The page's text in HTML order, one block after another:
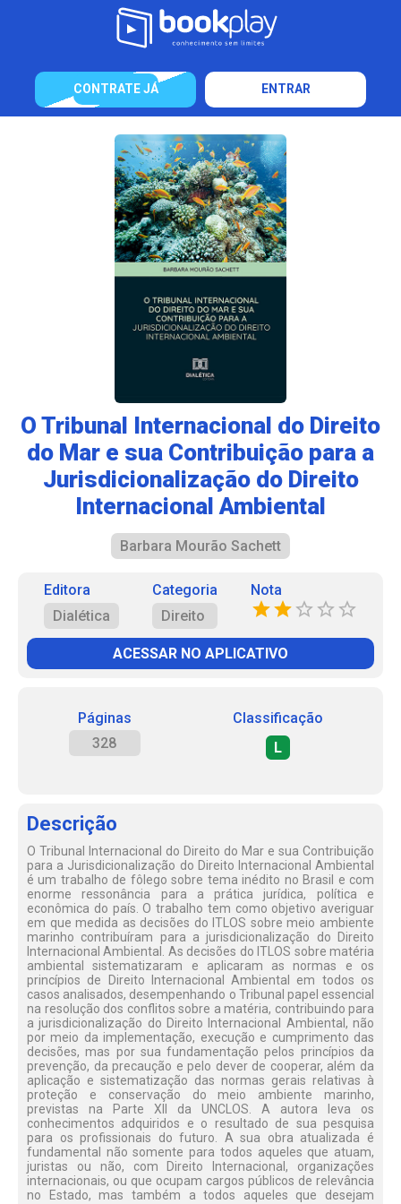
CONTRATE JÁ ENTRAR
O Tribunal Internacional do Direito
do Mar e sua Contribuição para a
Jurisdicionalização do Direito
Internacional Ambiental
Barbara Mourão Sachett
Editora
Dialética
Categoria
Direito
Nota
ACESSAR NO APLICATIVO
Páginas
328
Classificação
L
Descrição
O Tribunal Internacional do Direito do Mar e sua Contribuição
para a Jurisdicionalização do Direito Internacional Ambiental
é um trabalho de fôlego sobre tema inédito no Brasil e com
enorme ressonância para a prática jurídica, política e
econômica do país. O trabalho tem como objetivo averiguar
em que medida as decisões do ITLOS sobre meio ambiente
marinho contribuíram para a jurisdicionalização do Direito
Internacional Ambiental. As decisões do ITLOS sobre matéria
ambiental sistematizaram e aplicaram as normas e os
princípios de Direito Internacional Ambiental em todos os
casos analisados, desempenhando o Tribunal papel essencial
na resolução dos conflitos sobre a matéria, contribuindo para
a jurisdicionalização do Direito Internacional Ambiental, não
por meio da implementação, execução e cumprimento das
decisões, mas por sua fundamentação pelos princípios da
prevenção, da precaução e pelo dever de cooperar, além da
aplicação e sistematização das normas gerais relativas à
proteção e conservação do meio ambiente marinho,
previstas na Parte XII da UNCLOS. A autora leva os
conhecimentos adquiridos e o resultado de sua pesquisa
para os profissionais do futuro. A sua obra atualizada é
fundamental não somente para todos aqueles que atuam,
juristas ou não, com Direito Internacional, organizações
internacionais, ou que ocupam cargos públicos de relevância
no Estado, mas também a todos aqueles que desejam